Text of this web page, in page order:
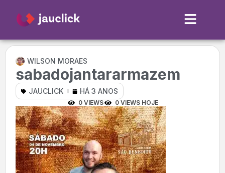
WILSON MORAES
sabadojantararmazem
JAUCLICK HÁ 3 ANOS
0 VIEWS 0 VIEWS HOJE